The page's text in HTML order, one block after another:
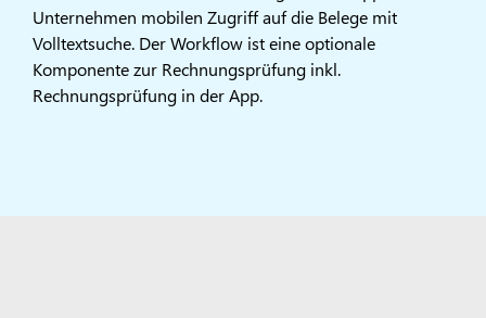
Unternehmen mobilen Zugriff auf die Belege mit
Volltextsuche. Der Workflow ist eine optionale
Komponente zur Rechnungsprüfung inkl.
Rechnungsprüfung in der App.